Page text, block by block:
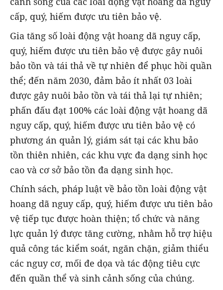
cấp, quý, hiếm được ưu tiên bảo vệ.
Gia tăng số loài động vật hoang dã nguy cấp,
quý, hiếm được ưu tiên bảo vệ được gây nuôi
bảo tồn và tái thả về tự nhiên để phục hồi quần
thể; đến năm 2030, đảm bảo ít nhất 03 loài
được gây nuôi bảo tồn và tái thả lại tự nhiên;
phấn đấu đạt 100% các loài động vật hoang dã
nguy cấp, quý, hiếm được ưu tiên bảo vệ có
phương án quản lý, giám sát tại các khu bảo
tồn thiên nhiên, các khu vực đa dạng sinh học
cao và cơ sở bảo tồn đa dạng sinh học.
Chính sách, pháp luật về bảo tồn loài động vật
hoang dã nguy cấp, quý, hiếm được ưu tiên bảo
vệ tiếp tục được hoàn thiện; tổ chức và năng
lực quản lý được tăng cường, nhằm hỗ trợ hiệu
quả công tác kiểm soát, ngăn chặn, giảm thiểu
các nguy cơ, mối đe dọa và tác động tiêu cực
đến quần thể và sinh cảnh sống của chúng.